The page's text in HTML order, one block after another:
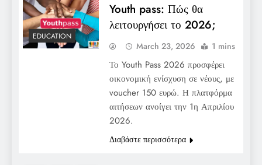
EDUCATION
Youth pass: Πώς θα
λειτουργήσει το 2026;
March 23, 2026 1 mins
Το Youth Pass 2026 προσφέρει
οικονομική ενίσχυση σε νέους, με
voucher 150 ευρώ. Η πλατφόρμα
αιτήσεων ανοίγει την 1η Απριλίου
2026.
Διαβάστε περισσότερα